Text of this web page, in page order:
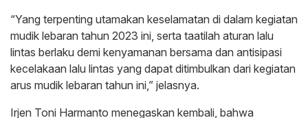
“Yang terpenting utamakan keselamatan di dalam kegiatan
mudik lebaran tahun 2023 ini, serta taatilah aturan lalu
lintas berlaku demi kenyamanan bersama dan antisipasi
kecelakaan lalu lintas yang dapat ditimbulkan dari kegiatan
arus mudik lebaran tahun ini,” jelasnya.
Irjen Toni Harmanto menegaskan kembali, bahwa